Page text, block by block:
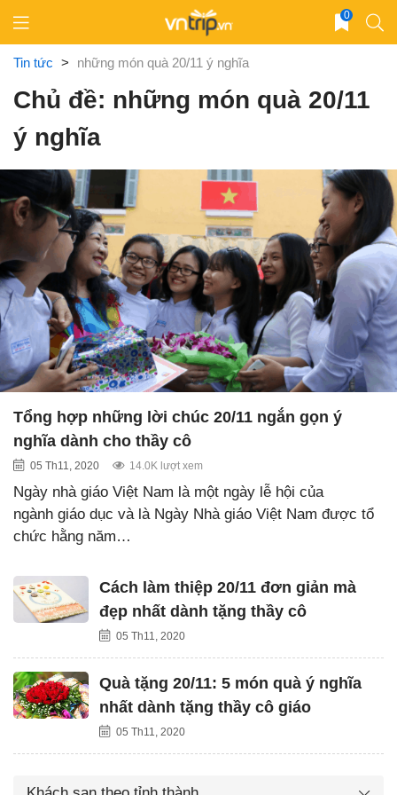
content
0
Tin tức > những món quà 20/11 ý nghĩa
Chủ đề: những món quà 20/11
ý nghĩa
Tổng hợp những lời chúc 20/11 ngắn gọn ý
nghĩa dành cho thầy cô
05 Th11, 2020 14.0K lượt xem
Ngày nhà giáo Việt Nam là một ngày lễ hội của
ngành giáo dục và là Ngày Nhà giáo Việt Nam được tổ
chức hằng năm…
Cách làm thiệp 20/11 đơn giản mà
đẹp nhất dành tặng thầy cô
05 Th11, 2020
Quà tặng 20/11: 5 món quà ý nghĩa
nhất dành tặng thầy cô giáo
05 Th11, 2020